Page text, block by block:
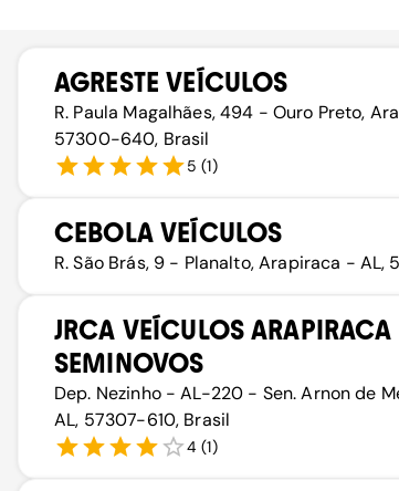
AGRESTE VEÍCULOS
R. Paula Magalhães, 494 - Ouro Preto,
57300-640, Brasil
5 (1)
CEBOLA VEÍCULOS
R. São Brás, 9 - Planalto, Arapiraca - AL,
JRCA VEÍCULOS ARAPIRACA
SEMINOVOS
Dep. Nezinho - AL-220 - Sen. Arnon de
AL, 57307-610, Brasil
4 (1)